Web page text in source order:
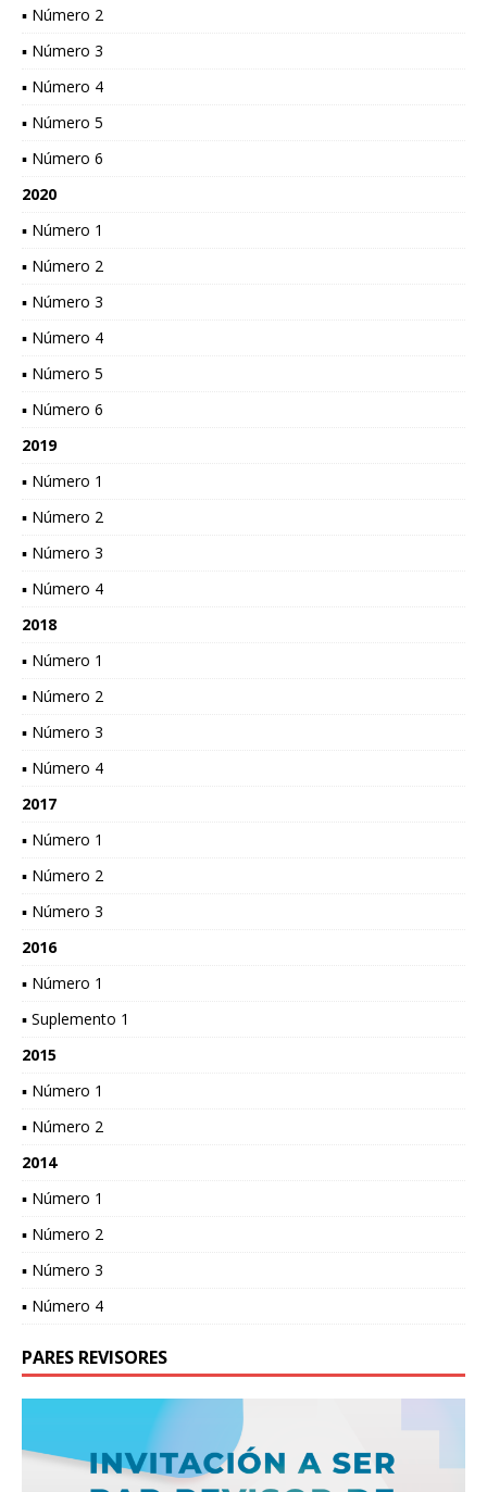
▪ Número 2
▪ Número 3
▪ Número 4
▪ Número 5
▪ Número 6
2020
▪ Número 1
▪ Número 2
▪ Número 3
▪ Número 4
▪ Número 5
▪ Número 6
2019
▪ Número 1
▪ Número 2
▪ Número 3
▪ Número 4
2018
▪ Número 1
▪ Número 2
▪ Número 3
▪ Número 4
2017
▪ Número 1
▪ Número 2
▪ Número 3
2016
▪ Número 1
▪ Suplemento 1
2015
▪ Número 1
▪ Número 2
2014
▪ Número 1
▪ Número 2
▪ Número 3
▪ Número 4
PARES REVISORES